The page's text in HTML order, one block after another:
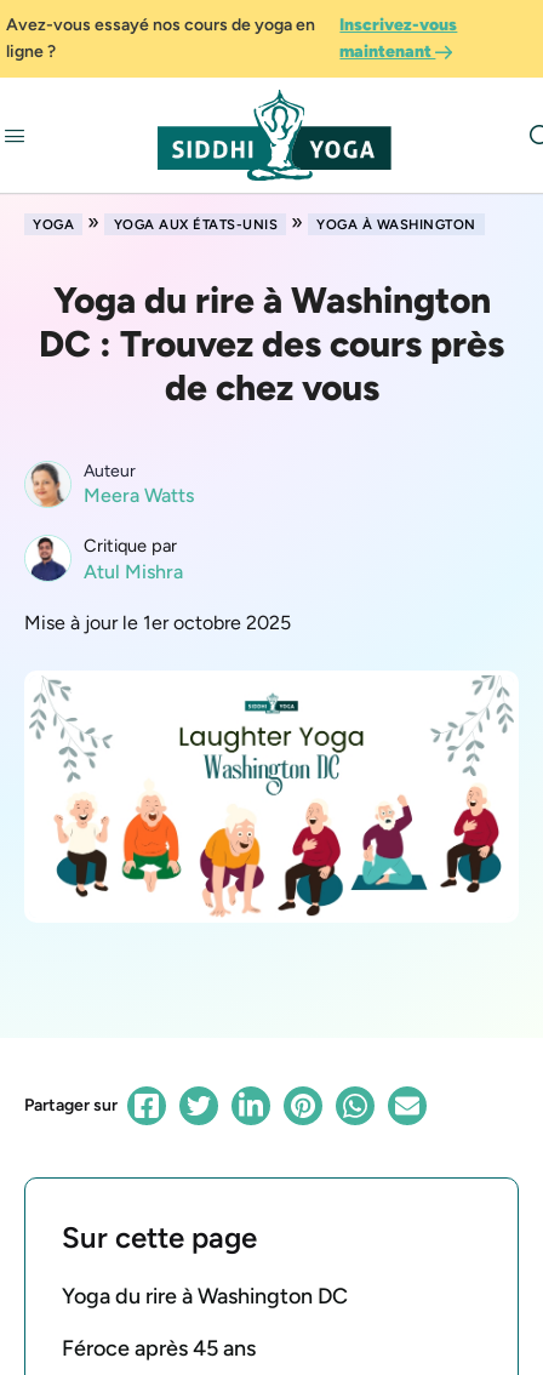
Avez-vous essayé nos cours de yoga en
ligne ?
Inscrivez-vous
maintenant
YOGA » YOGA AUX ÉTATS-UNIS » YOGA À WASHINGTON
Yoga du rire à Washington
DC : Trouvez des cours près
de chez vous
Auteur
Meera Watts
Critique par
Atul Mishra
Mise à jour le 1er octobre 2025
Partager sur
Sur cette page
Yoga du rire à Washington DC
Féroce après 45 ans